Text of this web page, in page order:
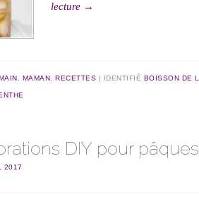
lecture →
, MAMAN, RECETTES IDENTIFIÉ BOISSON DE
DIY pour pâques
2017